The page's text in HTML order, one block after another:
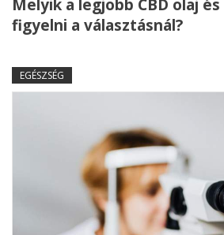
Melyik a legjobb CBD olaj
figyelni a választásnál?
EGÉSZSÉG